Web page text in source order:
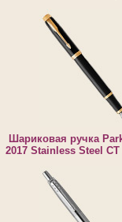
Шариковая ручка
2017 Stainless Steel CT